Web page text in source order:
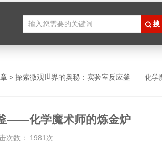
> 探索微观世界的奥秘：实验室反应釜——化学
——化学魔术师的炼金炉
数： 1981次